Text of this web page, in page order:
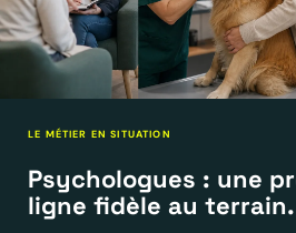
LE MÉTIER EN SITUATION
Psychologues : une
ligne fidèle au terrain.